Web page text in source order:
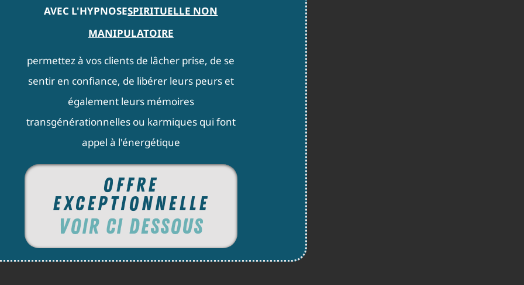
AVEC L'HYPNOSESPIRITUELLE NON
MANIPULATOIRE
permettez à vos clients de lâcher prise, de se
sentir en confiance, de libérer leurs peurs et
également leurs mémoires
transgénérationnelles ou karmiques qui font
appel à l'énergétique
OFFRE
EXCEPTIONNELLE
VOIR CI DESSOUS